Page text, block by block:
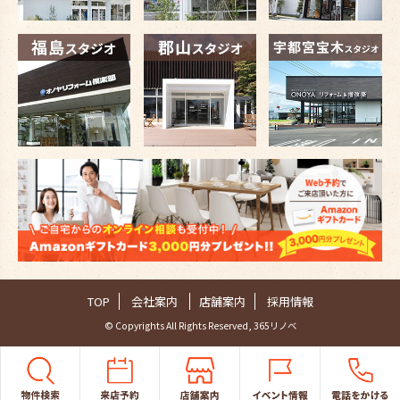
TOP 会社案内 店舗案内 採用情報
© Copyrights All Rights Reserved, 365リノベ